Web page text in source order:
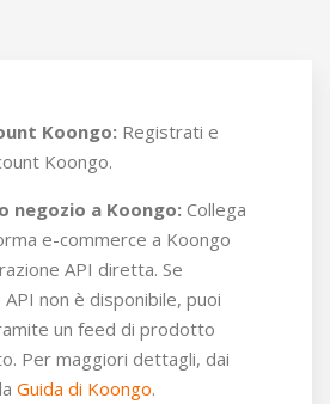
Koongo: Registrati e
Koongo.
negozio a Koongo: Collega
e-commerce a Koongo
API diretta. Se
non è disponibile, puoi
un feed di prodotto
Per maggiori dettagli, dai
Guida di Koongo.